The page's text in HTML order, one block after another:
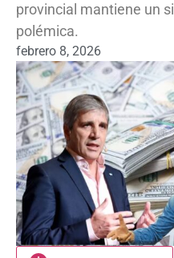
provincial mantiene un
polémica.
febrero 8, 2026